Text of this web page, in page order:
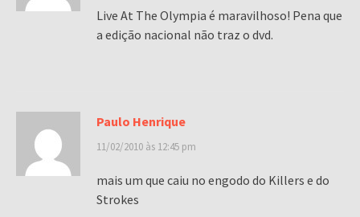
Live At The Olympia é maravilhoso! Pena que
a edição nacional não traz o dvd.
Paulo Henrique
11/02/2010 às 12:45 pm
mais um que caiu no engodo do Killers e do
Strokes